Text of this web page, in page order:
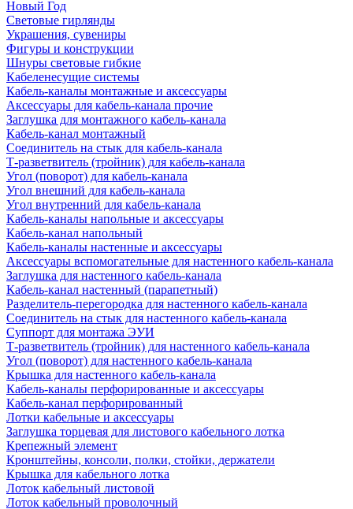
Новый Год
Световые гирлянды
Украшения, сувениры
Фигуры и конструкции
Шнуры световые гибкие
Кабеленесущие системы
Кабель-каналы монтажные и аксессуары
Аксессуары для кабель-канала прочие
Заглушка для монтажного кабель-канала
Кабель-канал монтажный
Соединитель на стык для кабель-канала
Т-разветвитель (тройник) для кабель-канала
Угол (поворот) для кабель-канала
Угол внешний для кабель-канала
Угол внутренний для кабель-канала
Кабель-каналы напольные и аксессуары
Кабель-канал напольный
Кабель-каналы настенные и аксессуары
Аксессуары вспомогательные для настенного кабель-канала
Заглушка для настенного кабель-канала
Кабель-канал настенный (парапетный)
Разделитель-перегородка для настенного кабель-канала
Соединитель на стык для настенного кабель-канала
Суппорт для монтажа ЭУИ
Т-разветвитель (тройник) для настенного кабель-канала
Угол (поворот) для настенного кабель-канала
Крышка для настенного кабель-канала
Кабель-каналы перфорированные и аксессуары
Кабель-канал перфорированный
Лотки кабельные и аксессуары
Заглушка торцевая для листового кабельного лотка
Крепежный элемент
Кронштейны, консоли, полки, стойки, держатели
Крышка для кабельного лотка
Лоток кабельный листовой
Лоток кабельный проволочный